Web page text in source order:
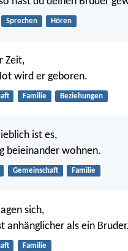
Sprechen Hören
Zeit,
wird er geboren.
Familie Beziehungen
ist es,
beieinander wohnen.
Gemeinschaft Familie
sich,
anhänglicher als ein Bruder.
Familie